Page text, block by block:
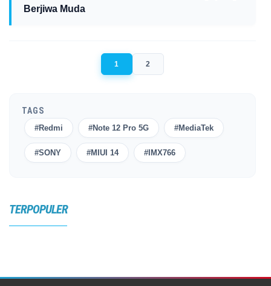
Berjiwa Muda
1 2
TAGS
#Redmi #Note 12 Pro 5G #MediaTek
#SONY #MIUI 14 #IMX766
TERPOPULER